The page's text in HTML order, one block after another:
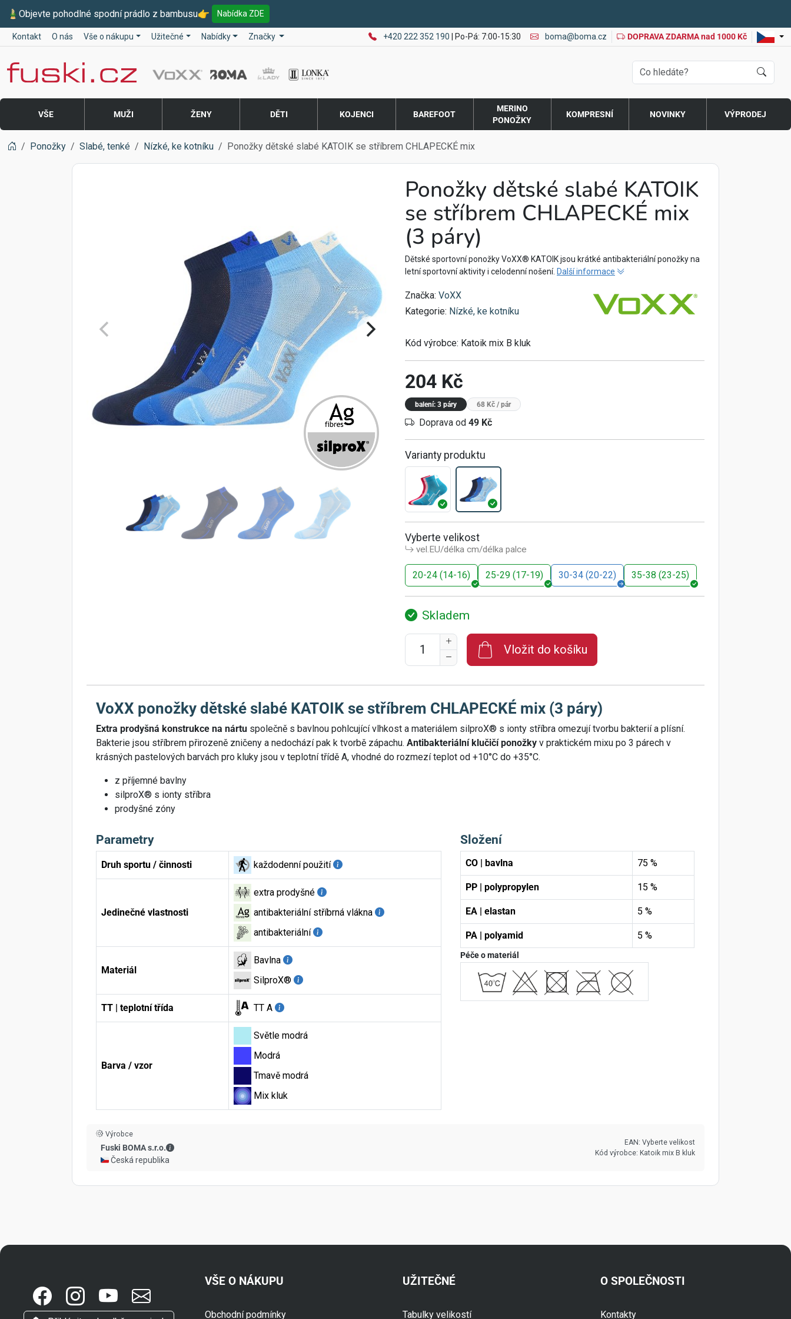
🎍 Objevte pohodlné spodní prádlo z bambusu👉 Nabídka ZDE
Kontakt O nás Vše o nákupu Užitečné Nabídky Značky +420 222 352 190 | Po-Pá: 7:00-15:30 boma@boma.cz DOPRAVA ZDARMA nad 1000 Kč
Fuski BOMA
VŠE MUŽI ŽENY DĚTI KOJENCI BAREFOOT
MERINO
PONOŽKY
KOMPRESNÍ NOVINKY VÝPRODEJ
Ponožky Slabé, tenké Nízké, ke kotníku Ponožky dětské slabé KATOIK se stříbrem CHLAPECKÉ mix
Ponožky dětské slabé KATOIK
se stříbrem CHLAPECKÉ mix
(3 páry)
Dětské sportovní ponožky VoXX® KATOIK jsou krátké antibakteriální ponožky na
letní sportovní aktivity i celodenní nošení. Další informace
Značka: VoXX
Kategorie: Nízké, ke kotníku
Kód výrobce: Katoik mix B kluk
204 Kč
balení: 3 páry 68 Kč / pár
Doprava od 49 Kč
Varianty produktu
Vyberte velikost
vel.EU/délka cm/délka palce
20-24 (14-16) 25-29 (17-19) 30-34 (20-22) 35-38 (23-25)
Skladem
Vložit do košíku
VoXX ponožky dětské slabé KATOIK se stříbrem CHLAPECKÉ mix (3 páry)
Extra prodyšná konstrukce na nártu společně s bavlnou pohlcující vlhkost a materiálem silproX® s ionty stříbra omezují tvorbu bakterií a plísní.
Bakterie jsou stříbrem přirozeně zničeny a nedochází pak k tvorbě zápachu. Antibakteriální klučičí ponožky v praktickém mixu po 3 párech v
krásných pastelových barvách pro kluky jsou v teplotní třídě A, vhodné do rozmezí teplot od +10°C do +35°C.
z příjemné bavlny
silproX® s ionty stříbra
prodyšné zóny
Parametry
Druh sportu / činnosti každodenní použití
Jedinečné vlastnosti
extra prodyšné
antibakteriální stříbrná vlákna
antibakteriální
Materiál
Bavlna
SilproX®
TT | teplotní třída TT A
Barva / vzor
Světle modrá
Modrá
Tmavě modrá
Mix kluk
Složení
CO | bavlna 75 %
PP | polypropylen 15 %
EA | elastan 5 %
PA | polyamid 5 %
Péče o materiál
Výrobce
Fuski BOMA s.r.o.
Fuski BOMA s.r.o. - Kontaktní údaje
🇨🇿 Česká republika
EAN: Vyberte velikost
Kód výrobce: Katoik mix B kluk
VŠE O NÁKUPU
Obchodní podmínky
UŽITEČNÉ
Tabulky velikostí
O SPOLEČNOSTI
Kontakty